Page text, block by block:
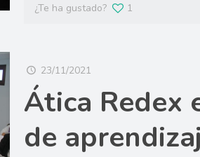
¿Te ha gustado? 1
23/11/2021
Ática Redex
de